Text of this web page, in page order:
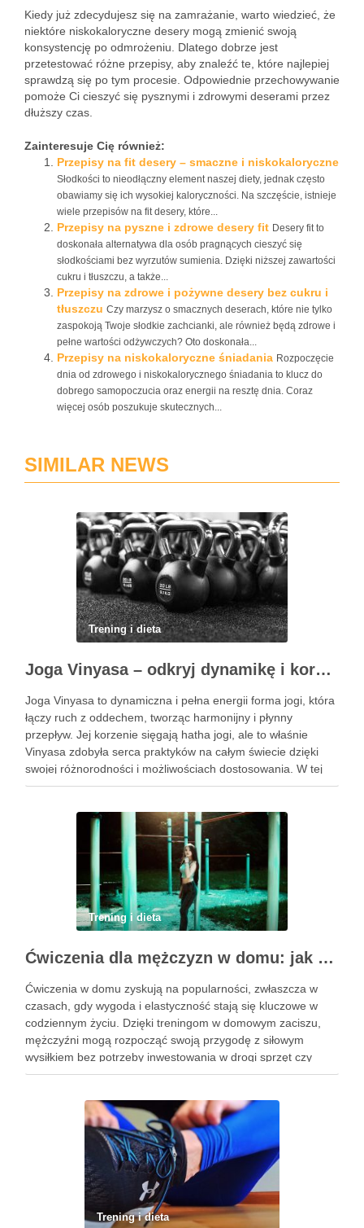
Kiedy już zdecydujesz się na zamrażanie, warto wiedzieć, że
niektóre niskokaloryczne desery mogą zmienić swoją
konsystencję po odmrożeniu. Dlatego dobrze jest
przetestować różne przepisy, aby znaleźć te, które najlepiej
sprawdzą się po tym procesie. Odpowiednie przechowywanie
pomoże Ci cieszyć się pysznymi i zdrowymi deserami przez
dłuższy czas.
Zainteresuje Cię również:
Przepisy na fit desery – smaczne i niskokaloryczne
Słodkości to nieodłączny element naszej diety, jednak często
obawiamy się ich wysokiej kaloryczności. Na szczęście, istnieje
wiele przepisów na fit desery, które...
Przepisy na pyszne i zdrowe desery fit Desery fit to
doskonała alternatywa dla osób pragnących cieszyć się
słodkościami bez wyrzutów sumienia. Dzięki niższej zawartości
cukru i tłuszczu, a także...
Przepisy na zdrowe i pożywne desery bez cukru i
tłuszczu Czy marzysz o smacznych deserach, które nie tylko
zaspokoją Twoje słodkie zachcianki, ale również będą zdrowe i
pełne wartości odżywczych? Oto doskonała...
Przepisy na niskokaloryczne śniadania Rozpoczęcie
dnia od zdrowego i niskokalorycznego śniadania to klucz do
dobrego samopoczucia oraz energii na resztę dnia. Coraz
więcej osób poszukuje skutecznych...
SIMILAR NEWS
Trening i dieta
Joga Vinyasa – odkryj dynamikę i korzyści tej praktyki
Joga Vinyasa to dynamiczna i pełna energii forma jogi, która
łączy ruch z oddechem, tworząc harmonijny i płynny
przepływ. Jej korzenie sięgają hatha jogi, ale to właśnie
Vinyasa zdobyła serca praktyków na całym świecie dzięki
swojej różnorodności i możliwościach dostosowania. W tej
praktyce każdy ruch jest zsynchronizowany z oddechem, co
Trening i dieta
Ćwiczenia dla mężczyzn w domu: jak zacząć i utrzymać motywację
Ćwiczenia w domu zyskują na popularności, zwłaszcza w
czasach, gdy wygoda i elastyczność stają się kluczowe w
codziennym życiu. Dzięki treningom w domowym zaciszu,
mężczyźni mogą rozpocząć swoją przygodę z siłowym
wysiłkiem bez potrzeby inwestowania w drogi sprzęt czy
dojazdy do siłowni. Regularne ćwiczenia, które można
Trening i dieta